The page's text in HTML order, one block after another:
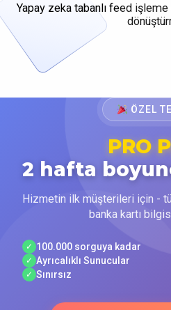
Yapay zeka tabanlı feed
ÖZEL
PRO
2 hafta
Hizmetin ilk müşterileri için -
banka kartı
✓ 100.000 sorguya kadar
✓ Ayrıcalıklı Sunucular
✓ Sınırsız